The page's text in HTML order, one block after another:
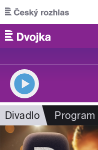
Přejít k hlavnímu obsahu
Divadlo Program